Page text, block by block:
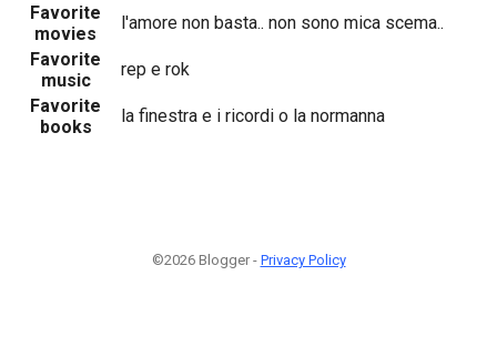
Favorite
movies
l'amore non basta.. non sono mica scema..
Favorite
music
rep e rok
Favorite
books
la finestra e i ricordi o la normanna
©2026 Blogger - Privacy Policy